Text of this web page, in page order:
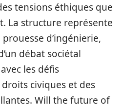
tensions éthiques que
La structure représente
d’ingénierie,
débat sociétal
les défis
civiques et des
Will the future of